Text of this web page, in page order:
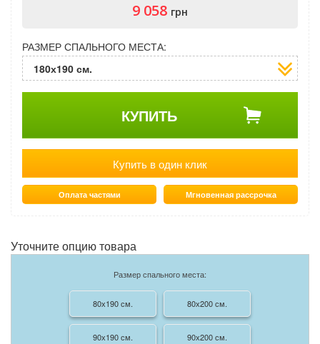
9 058 грн
РАЗМЕР СПАЛЬНОГО МЕСТА:
180х190 см.
КУПИТЬ
Купить в один клик
Оплата частями Мгновенная рассрочка
Уточните опцию товара
Размер спального места:
80х190 см. 80х200 см.
90х190 см. 90х200 см.